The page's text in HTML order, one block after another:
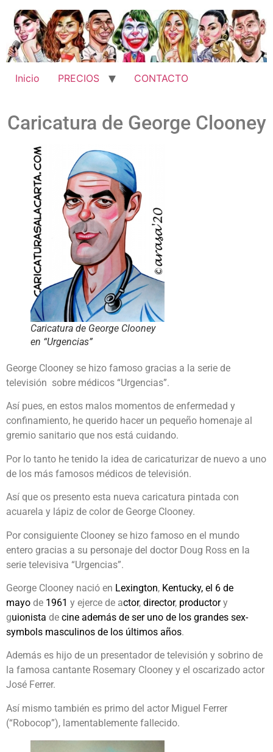
Inicio PRECIOS CONTACTO
Caricatura de George Clooney
Caricatura de George Clooney
en “Urgencias”
George Clooney se hizo famoso gracias a la serie de
televisión sobre médicos “Urgencias”.
Así pues, en estos malos momentos de enfermedad y
confinamiento, he querido hacer un pequeño homenaje al
gremio sanitario que nos está cuidando.
Por lo tanto he tenido la idea de caricaturizar de nuevo a uno
de los más famosos médicos de televisión.
Así que os presento esta nueva caricatura pintada con
acuarela y lápiz de color de George Clooney.
Por consiguiente Clooney se hizo famoso en el mundo
entero gracias a su personaje del doctor Doug Ross en la
serie televisiva “Urgencias”.
George Clooney nació en Lexington, Kentucky, el 6 de
mayo de 1961 y ejerce de actor, director, productory
guionista de cine además de ser uno de los grandes sex-
symbols masculinos de los últimos años.
Además es hijo de un presentador de televisión y sobrino de
la famosa cantante Rosemary Clooney y el oscarizado actor
José Ferrer.
Así mismo también es primo del actor Miguel Ferrer
(“Robocop”), lamentablemente fallecido.